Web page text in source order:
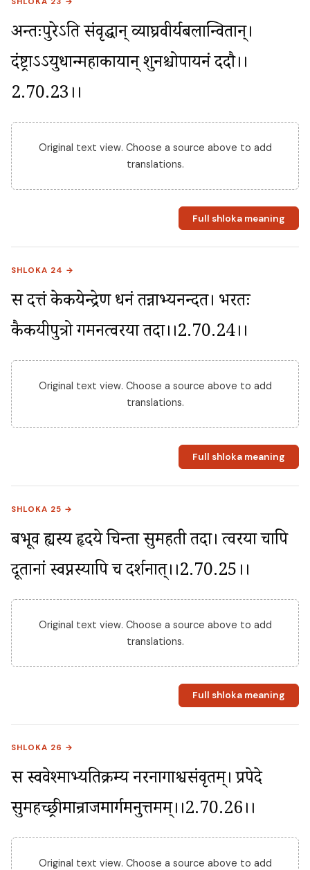
अन्तःपुरेऽति संवृद्धान् व्याघ्रवीर्यबलान्वितान्।
दंष्ट्राऽऽयुधान्महाकायान् शुनश्चोपायनं ददौ।।
2.70.23।।
Original text view. Choose a source above to add
translations.
Full shloka meaning
SHLOKA 24 →
स दत्तं केकयेन्द्रेण धनं तन्नाभ्यनन्दत। भरतः
कैकयीपुत्रो गमनत्वरया तदा।।2.70.24।।
Original text view. Choose a source above to add
translations.
Full shloka meaning
SHLOKA 25 →
बभूव ह्यस्य हृदये चिन्ता सुमहती तदा। त्वरया चापि
दूतानां स्वप्नस्यापि च दर्शनात्।।2.70.25।।
Original text view. Choose a source above to add
translations.
Full shloka meaning
SHLOKA 26 →
स स्ववेश्माभ्यतिक्रम्य नरनागाश्वसंवृतम्। प्रपेदे
सुमहच्छ्रीमान्राजमार्गमनुत्तमम्।।2.70.26।।
Original text view. Choose a source above to add